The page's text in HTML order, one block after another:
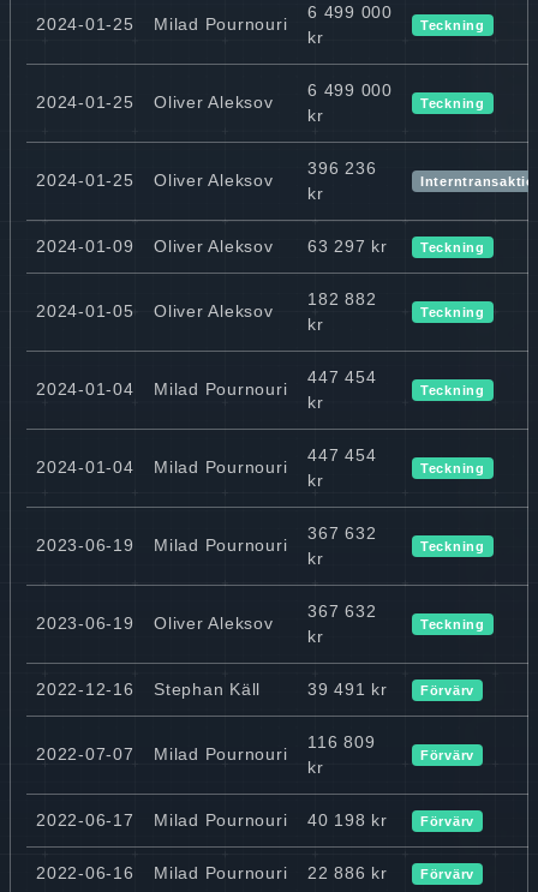
2024-01-25 Milad Pournouri
6 499 000
kr
Teckning
2024-01-25 Oliver Aleksov
6 499 000
kr
Teckning
2024-01-25 Oliver Aleksov
396 236
kr
2024-01-09 Oliver Aleksov 63 297 kr Teckning
2024-01-05 Oliver Aleksov
182 882
kr
Teckning
2024-01-04 Milad Pournouri
447 454
kr
Teckning
2024-01-04 Milad Pournouri
447 454
kr
Teckning
2023-06-19 Milad Pournouri
367 632
kr
Teckning
2023-06-19 Oliver Aleksov
367 632
kr
Teckning
2022-12-16 Stephan Käll 39 491 kr Förvärv
2022-07-07 Milad Pournouri
116 809
kr
Förvärv
2022-06-17 Milad Pournouri 40 198 kr Förvärv
2022-06-16 Milad Pournouri 22 886 kr Förvärv